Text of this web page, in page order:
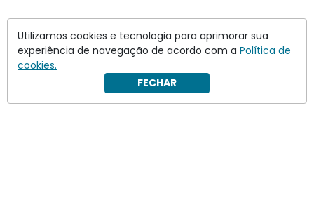
Utilizamos cookies e tecnologia para aprimorar sua
experiência de navegação de acordo com a Política de
cookies.
FECHAR